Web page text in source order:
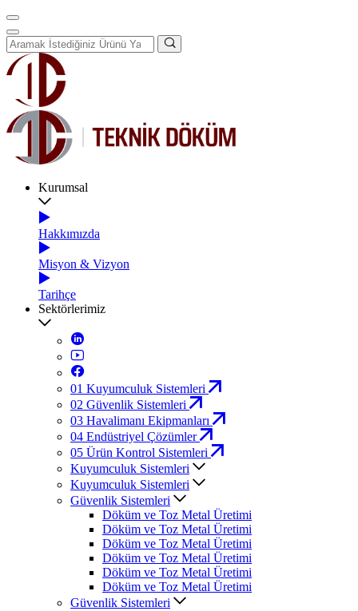
Kurumsal
Hakkımızda
Misyon & Vizyon
Tarihçe
Sektörlerimiz
01 Kuyumculuk Sistemleri
02 Güvenlik Sistemleri
03 Havalimanı Ekipmanları
04 Endüstriyel Çözümler
05 Ürün Kontrol Sistemleri
Kuyumculuk Sistemleri
Kuyumculuk Sistemleri
Güvenlik Sistemleri
Döküm ve Toz Metal Üretimi
Döküm ve Toz Metal Üretimi
Döküm ve Toz Metal Üretimi
Döküm ve Toz Metal Üretimi
Döküm ve Toz Metal Üretimi
Döküm ve Toz Metal Üretimi
Güvenlik Sistemleri